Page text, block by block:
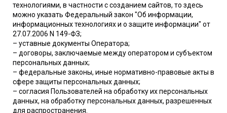
технологиями, в частности с созданием сайтов, то здесь
можно указать Федеральный закон "Об информации,
информационных технологиях и о защите информации" от
27.07.2006 N 149-ФЗ;
– уставные документы Оператора;
– договоры, заключаемые между оператором и субъектом
персональных данных;
– федеральные законы, иные нормативно-правовые акты в
сфере защиты персональных данных;
– согласия Пользователей на обработку их персональных
данных, на обработку персональных данных, разрешенных
для распространения.